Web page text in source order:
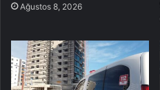
Ağustos 8, 2026